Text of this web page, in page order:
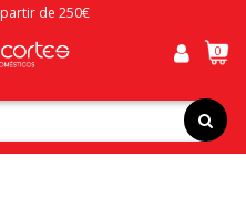
de 250€
0